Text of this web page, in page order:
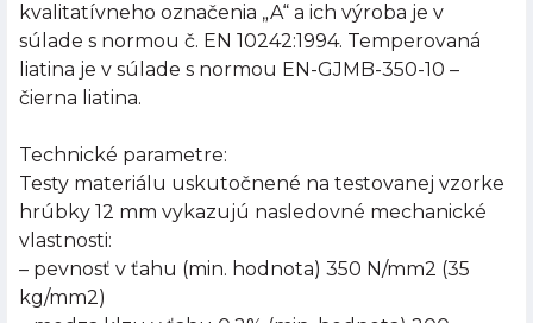
kvalitatívneho označenia „A“ a ich výroba je v
súlade s normou č. EN 10242:1994. Temperovaná
liatina je v súlade s normou EN-GJMB-350-10 –
čierna liatina.
Technické parametre:
Testy materiálu uskutočnené na testovanej vzorke
hrúbky 12 mm vykazujú nasledovné mechanické
vlastnosti:
– pevnosť v ťahu (min. hodnota) 350 N/mm2 (35
kg/mm2)